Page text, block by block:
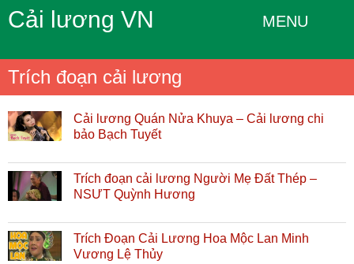
Cải lương VN MENU
Trích đoạn cải lương
Cải lương Quán Nửa Khuya – Cải lương chi
bảo Bạch Tuyết
Trích đoạn cải lương Người Mẹ Đất Thép –
NSƯT Quỳnh Hương
Trích Đoạn Cải Lương Hoa Mộc Lan Minh
Vương Lệ Thủy